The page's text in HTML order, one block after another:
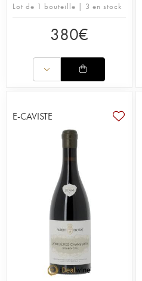
Lot de 1 bouteille | 3 en stock
380€
E-CAVISTE